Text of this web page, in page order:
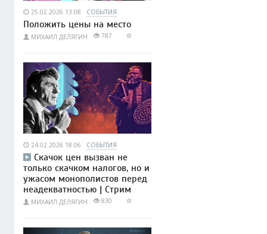
25.02.2026 13:08 СОБЫТИЯ
Положить цены на место
МИХАИЛ ДЕЛЯГИН 787
24.02.2026 18:06 СОБЫТИЯ
Скачок цен вызван не
только скачком налогов, но и
ужасом монополистов перед
неадекватностью | Стрим
МИХАИЛ ДЕЛЯГИН 830